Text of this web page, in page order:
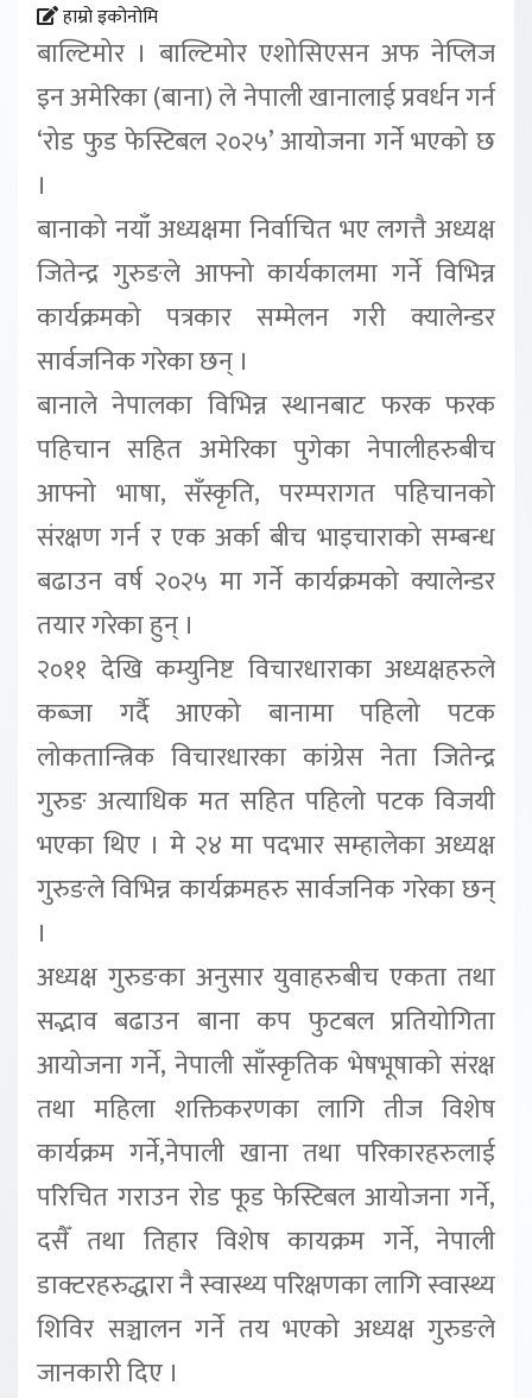
हाम्रो इकोनोमि
बाल्टिमोर । बाल्टिमोर एशोसिएसन अफ नेप्लिज
इन अमेरिका (बाना) ले नेपाली खानालाई प्रवर्धन गर्न
‘रोड फुड फेस्टिबल २०२५’ आयोजना गर्ने भएको छ
।
बानाको नयाँ अध्यक्षमा निर्वाचित भए लगत्तै अध्यक्ष
जितेन्द्र गुरुङले आफ्नो कार्यकालमा गर्ने विभिन्न
कार्यक्रमको पत्रकार सम्मेलन गरी क्यालेन्डर
सार्वजनिक गरेका छन् ।
बानाले नेपालका विभिन्न स्थानबाट फरक फरक
पहिचान सहित अमेरिका पुगेका नेपालीहरुबीच
आफ्नो भाषा, सँस्कृति, परम्परागत पहिचानको
संरक्षण गर्न र एक अर्का बीच भाइचाराको सम्बन्ध
बढाउन वर्ष २०२५ मा गर्ने कार्यक्रमको क्यालेन्डर
तयार गरेका हुन् ।
२०११ देखि कम्युनिष्ट विचारधाराका अध्यक्षहरुले
कब्जा गर्दै आएको बानामा पहिलो पटक
लोकतान्त्रिक विचारधारका कांग्रेस नेता जितेन्द्र
गुरुङ अत्याधिक मत सहित पहिलो पटक विजयी
भएका थिए । मे २४ मा पदभार सम्हालेका अध्यक्ष
गुरुङले विभिन्न कार्यक्रमहरु सार्वजनिक गरेका छन्
।
अध्यक्ष गुरुङका अनुसार युवाहरुबीच एकता तथा
सद्भाव बढाउन बाना कप फुटबल प्रतियोगिता
आयोजना गर्ने, नेपाली साँस्कृतिक भेषभूषाको संरक्ष
तथा महिला शक्तिकरणका लागि तीज विशेष
कार्यक्रम गर्ने,नेपाली खाना तथा परिकारहरुलाई
परिचित गराउन रोड फूड फेस्टिबल आयोजना गर्ने,
दसैँ तथा तिहार विशेष कायक्रम गर्ने, नेपाली
डाक्टरहरुद्धारा नै स्वास्थ्य परिक्षणका लागि स्वास्थ्य
शिविर सञ्चालन गर्ने तय भएको अध्यक्ष गुरुङले
जानकारी दिए ।